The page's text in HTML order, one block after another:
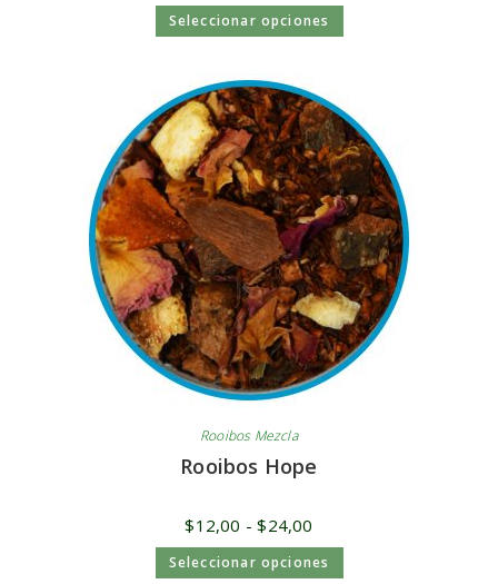
Seleccionar opciones
Rooibos Mezcla
Rooibos Hope
$12,00 - $24,00
Seleccionar opciones